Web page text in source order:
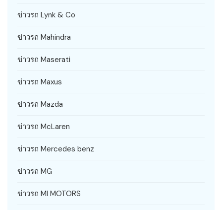
ข่าวรถ Lynk & Co
ข่าวรถ Mahindra
ข่าวรถ Maserati
ข่าวรถ Maxus
ข่าวรถ Mazda
ข่าวรถ McLaren
ข่าวรถ Mercedes benz
ข่าวรถ MG
ข่าวรถ MI MOTORS